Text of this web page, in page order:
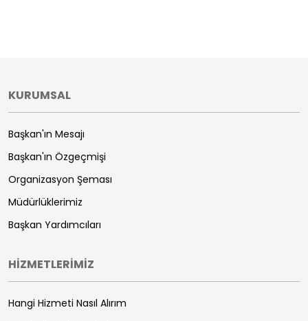
KURUMSAL
Başkan'ın Mesajı
Başkan'ın Özgeçmişi
Organizasyon Şeması
Müdürlüklerimiz
Başkan Yardımcıları
HİZMETLERİMİZ
Hangi Hizmeti Nasıl Alırım